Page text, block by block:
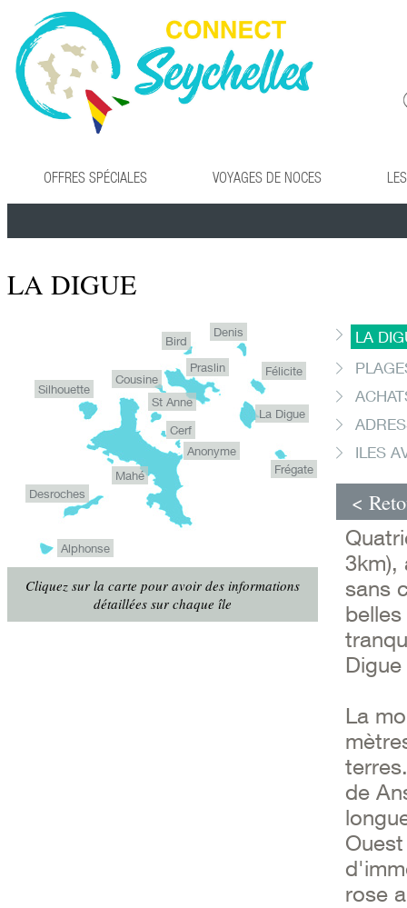
OFFRES SPÉCIALES VOYAGES DE NOCES
LA DIGUE
Alphonse
Desroches
Mahé
Silhouette
Anonyme
Cerf
St Anne
Cousine
Praslin
Bird
Denis
Félicite
La Digue
Frégate
Cliquez sur la carte pour avoir des informations
détaillées sur chaque île
LA
ILES
<
3km),
sans
La
de
rose